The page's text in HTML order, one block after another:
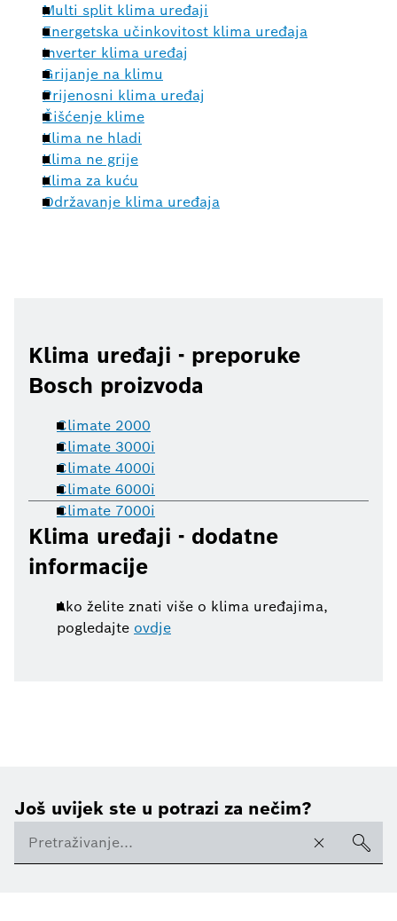
Multi split klima uređaji
Energetska učinkovitost klima uređaja
Inverter klima uređaj
Grijanje na klimu
Prijenosni klima uređaj
Čišćenje klime
Klima ne hladi
Klima ne grije
Klima za kuću
Održavanje klima uređaja
Klima uređaji - preporuke
Bosch proizvoda
Climate 2000
Climate 3000i
Climate 4000i
Climate 6000i
Climate 7000i
Klima uređaji - dodatne
informacije
Ako želite znati više o klima uređajima,
pogledajte ovdje
Još uvijek ste u potrazi za nečim?